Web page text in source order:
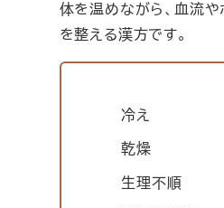
体を温めながら、血流や
を整える漢方です。
冷え
乾燥
生理不順